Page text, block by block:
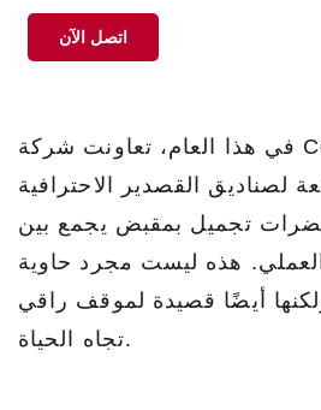
اتصل الآن
في هذا العام، تعاونت شركة Cosmetics Brands
لصناديق القصدير الاحترافية
تجميل بمقبض يجمع بين
العملي. هذه ليست مجرد حاوية
أيضًا قصيدة لموقف راقي
تجاه الحياة.